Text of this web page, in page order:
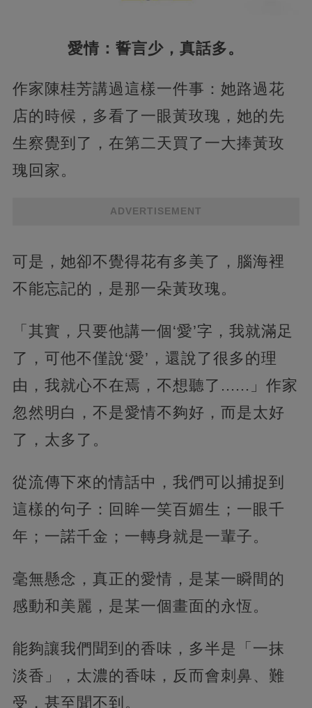
愛情：誓言少，真話多。
作家陳桂芳講過這樣一件事：她路過花
店的時候，多看了一眼黃玫瑰，她的先
生察覺到了，在第二天買了一大捧黃玫
瑰回家。
ADVERTISEMENT
可是，她卻不覺得花有多美了，腦海裡
不能忘記的，是那一朵黃玫瑰。
「其實，只要他講一個‘愛’字，我就滿足
了，可他不僅說‘愛’，還說了很多的理
由，我就心不在焉，不想聽了......」作家
忽然明白，不是愛情不夠好，而是太好
了，太多了。
從流傳下來的情話中，我們可以捕捉到
這樣的句子：回眸一笑百媚生；一眼千
年；一諾千金；一轉身就是一輩子。
毫無懸念，真正的愛情，是某一瞬間的
感動和美麗，是某一個畫面的永恆。
能夠讓我們聞到的香味，多半是「一抹
淡香」，太濃的香味，反而會刺鼻、難
受，甚至聞不到。